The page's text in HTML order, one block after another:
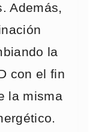
Además,
la
con el fin
la misma